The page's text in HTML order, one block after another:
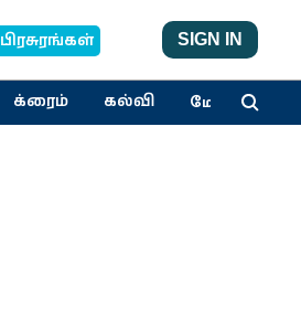
பிரசுரங்கள் SIGN IN
க்ரைம் கல்வி மேலும்